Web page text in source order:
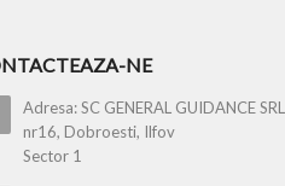
NE
Adresa: SC GENERAL GUIDANCE
nr16, Dobroesti, Ilfov
Sector 1